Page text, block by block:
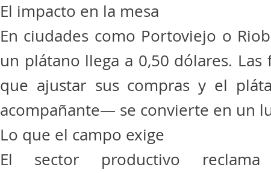
El impacto en la mesa
En ciudades como Portoviejo o
un plátano llega a 0,50 dólares.
que ajustar sus compras y el
acompañante— se convierte en un
Lo que el campo exige
El sector productivo reclama